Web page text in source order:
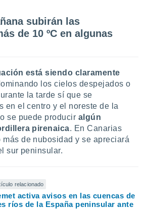
subirán las
de 10 ºC en algunas
está siendo claramente
los cielos despejados o
la tarde sí que se
en el centro y el noreste de la
se puede producir algún
pirenaica. En Canarias
de nubosidad y se apreciará
sur peninsular.
relacionado
activa avisos en las cuencas de
ríos de la España peninsular ante